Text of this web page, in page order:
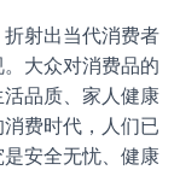
射出当代消费者
大众对消费品的
品质、家人健康
费时代，人们已
安全无忧、健康